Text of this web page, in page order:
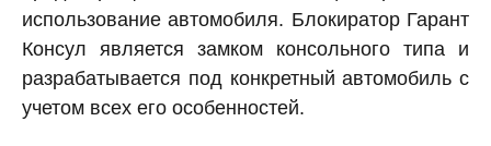
использование автомобиля. Блокиратор Гарант
Консул является замком консольного типа и
разрабатывается под конкретный автомобиль с
учетом всех его особенностей.